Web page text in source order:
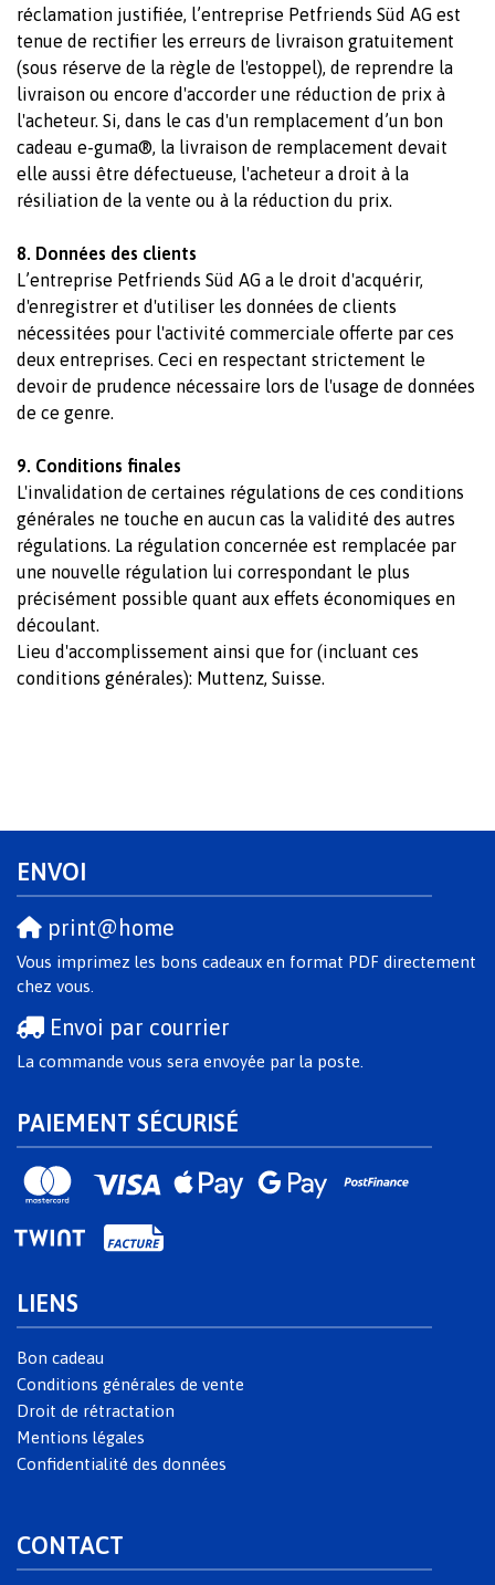
réclamation justifiée, l’entreprise Petfriends Süd AG est
tenue de rectifier les erreurs de livraison gratuitement
(sous réserve de la règle de l'estoppel), de reprendre la
livraison ou encore d'accorder une réduction de prix à
l'acheteur. Si, dans le cas d'un remplacement d’un bon
cadeau e-guma®, la livraison de remplacement devait
elle aussi être défectueuse, l'acheteur a droit à la
résiliation de la vente ou à la réduction du prix.
8. Données des clients
L’entreprise Petfriends Süd AG a le droit d'acquérir,
d'enregistrer et d'utiliser les données de clients
nécessitées pour l'activité commerciale offerte par ces
deux entreprises. Ceci en respectant strictement le
devoir de prudence nécessaire lors de l'usage de données
de ce genre.
9. Conditions finales
L'invalidation de certaines régulations de ces conditions
générales ne touche en aucun cas la validité des autres
régulations. La régulation concernée est remplacée par
une nouvelle régulation lui correspondant le plus
précisément possible quant aux effets économiques en
découlant.
Lieu d'accomplissement ainsi que for (incluant ces
conditions générales): Muttenz, Suisse.
ENVOI
print@home
Vous imprimez les bons cadeaux en format PDF directement
chez vous.
Envoi par courrier
La commande vous sera envoyée par la poste.
PAIEMENT SÉCURISÉ
LIENS
Bon cadeau
Conditions générales de vente
Droit de rétractation
Mentions légales
Confidentialité des données
CONTACT